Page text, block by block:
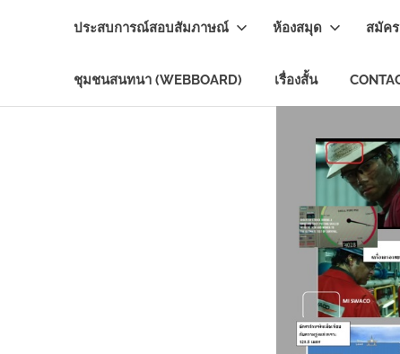
ประสบการณ์สอบสัมภาษณ์ ห้องสมุด สมัค
ชุมชนสนทนา (WEBBOARD) เรื่องสั้น